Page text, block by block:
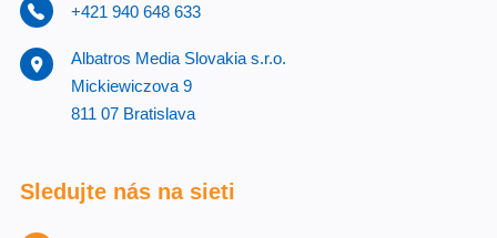
+421 940 648 633
Albatros Media Slovakia s.r.o.
Mickiewiczova 9
811 07 Bratislava
Sledujte nás na sieti